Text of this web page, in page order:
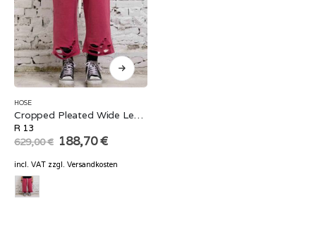
HOSE
Cropped Pleated Wide Leg Sweatpant
R 13
629,00€ Original
price
was:
629,00 €.
188,70€Current
is:
incl. VAT zzgl. Versandkosten